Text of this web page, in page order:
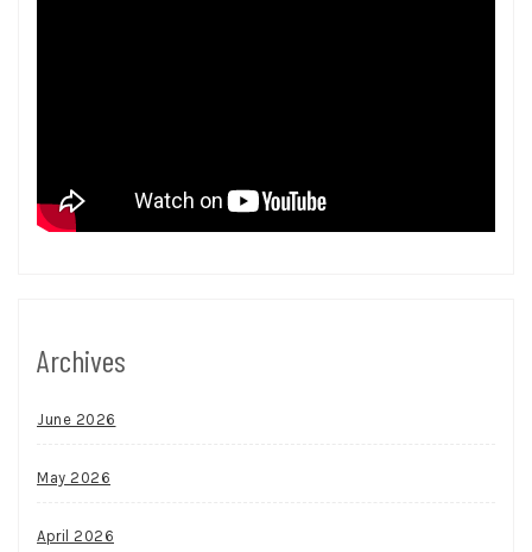
Archives
June 2026
May 2026
April 2026